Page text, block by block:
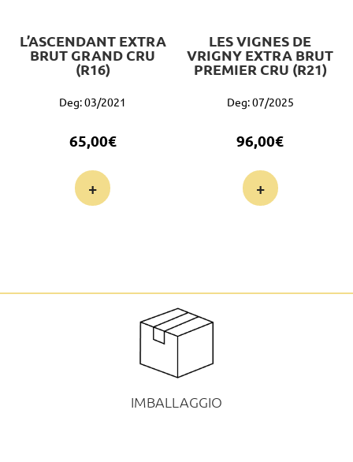
L’ASCENDANT EXTRA
BRUT GRAND CRU
(R16)
Deg: 03/2021
65,00€
+
LES VIGNES DE
VRIGNY EXTRA BRUT
PREMIER CRU (R21)
Deg: 07/2025
96,00€
+
IMBALLAGGIO